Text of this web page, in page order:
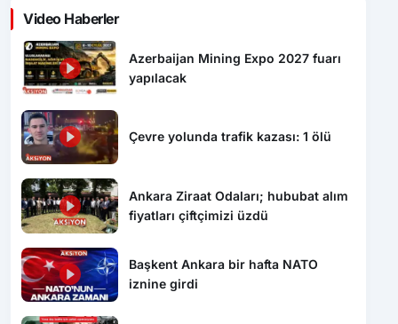
Video Haberler
Azerbaijan Mining Expo 2027 fuarı
yapılacak
Çevre yolunda trafik kazası: 1 ölü
Ankara Ziraat Odaları; hububat alım
fiyatları çiftçimizi üzdü
Başkent Ankara bir hafta NATO
iznine girdi